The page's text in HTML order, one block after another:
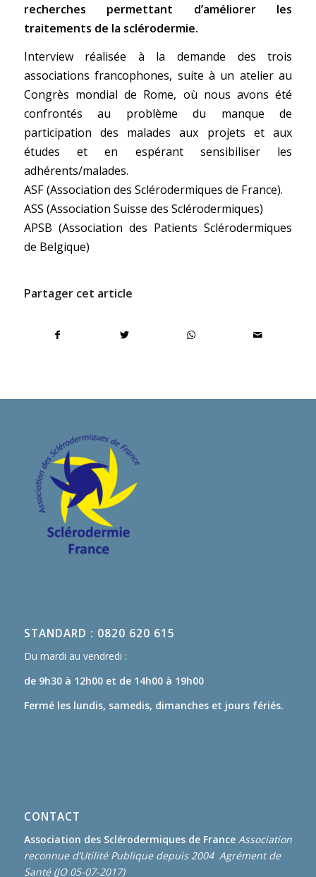
recherches permettant d’améliorer les
traitements de la sclérodermie.
Interview réalisée à la demande des trois
associations francophones, suite à un atelier au
Congrès mondial de Rome, où nous avons été
confrontés au problème du manque de
participation des malades aux projets et aux
études et en espérant sensibiliser les
adhérents/malades.
ASF (Association des Sclérodermiques de France).
ASS (Association Suisse des Sclérodermiques)
APSB (Association des Patients Sclérodermiques
de Belgique)
Partager cet article
STANDARD : 0820 620 615
Du mardi au vendredi :
de 9h30 à 12h00 et de 14h00 à 19h00
Fermé les lundis, samedis, dimanches et jours fériés.
CONTACT
Association des Sclérodermiques de France Association
reconnue d’Utilité Publique depuis 2004 Agrément de
Santé (JO 05-07-2017)